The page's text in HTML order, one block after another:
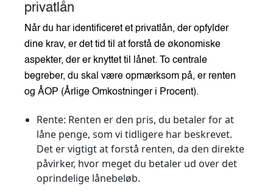
privatlån
Når du har identificeret et privatlån, der opfylder
dine krav, er det tid til at forstå de økonomiske
aspekter, der er knyttet til lånet. To centrale
begreber, du skal være opmærksom på, er renten
og ÅOP (Årlige Omkostninger i Procent).
Rente: Renten er den pris, du betaler for at
låne penge, som vi tidligere har beskrevet.
Det er vigtigt at forstå renten, da den direkte
påvirker, hvor meget du betaler ud over det
oprindelige lånebeløb.